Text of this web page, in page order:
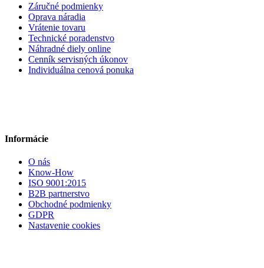
Záručné podmienky
Oprava náradia
Vrátenie tovaru
Technické poradenstvo
Náhradné diely online
Cenník servisných úkonov
Individuálna cenová ponuka
Informácie
O nás
Know-How
ISO 9001:2015
B2B partnerstvo
Obchodné podmienky
GDPR
Nastavenie cookies